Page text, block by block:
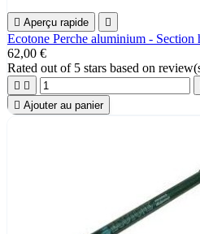
 Aperçu rapide 
Ecotone Perche aluminium - Section
62,00 €
Rated out of 5 stars based on
 
 Ajouter au panier